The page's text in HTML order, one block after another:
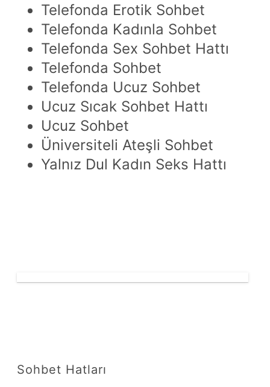
Telefonda Erotik Sohbet
Telefonda Kadınla Sohbet
Telefonda Sex Sohbet Hattı
Telefonda Sohbet
Telefonda Ucuz Sohbet
Ucuz Sıcak Sohbet Hattı
Ucuz Sohbet
Üniversiteli Ateşli Sohbet
Yalnız Dul Kadın Seks Hattı
Sohbet Hatları